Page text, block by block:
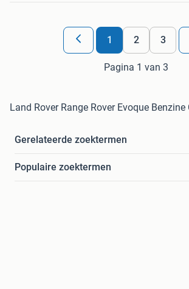
1 2 3
Pagina 1 van 3
Land Rover Range Rover Evoque
Gerelateerde zoektermen
Populaire zoektermen